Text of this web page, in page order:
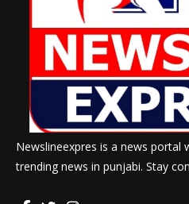
Newslineexpres is a news portal
trending news in punjabi. Stay